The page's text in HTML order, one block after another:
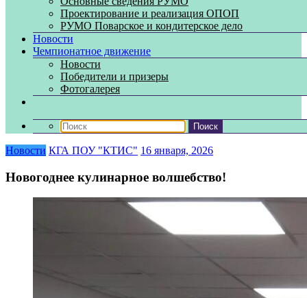
Проектирование и реализация ОПОП
РУМО Поварское и кондитерское дело
Новости
Чемпионатное движение
Новости
Победители и призеры
Фотогалерея
Новости КГА ПОУ "КТИС" 16 января, 2026
Новогоднее кулинарное волшебство!